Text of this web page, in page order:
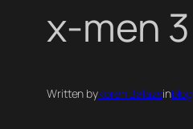
x-men 3
Written byKoren Balazsinblog